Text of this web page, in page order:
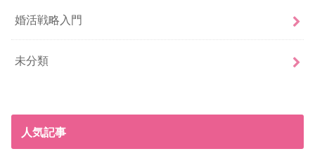
婚活戦略入門
未分類
人気記事